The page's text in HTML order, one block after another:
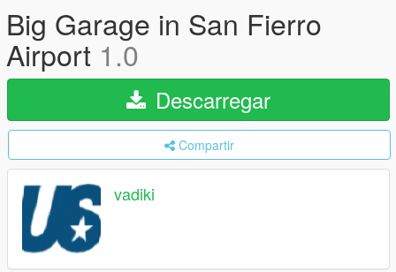
Big Garage in San Fierro
Airport 1.0
Descarregar
Compartir
vadiki